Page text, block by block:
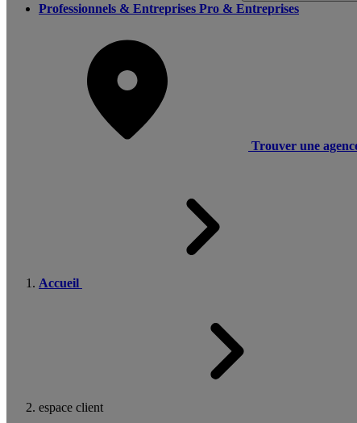
Professionnels & Entreprises Pro & Entreprises
Trouver une
Accueil
espace client